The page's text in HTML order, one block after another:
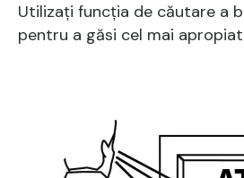
Utilizați funcția de căutare a
pentru a găsi cel mai